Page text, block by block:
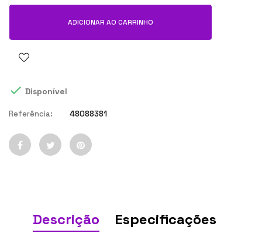
ADICIONAR AO CARRINHO
 Disponível
Referência: 48088381
Descrição Especificações